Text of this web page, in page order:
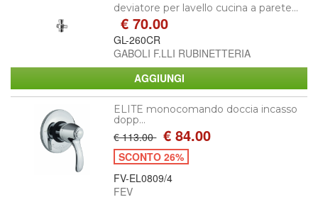
deviatore per lavello cucina a parete...
€ 70.00
GL-260CR
GABOLI F.LLI RUBINETTERIA
ELITE monocomando doccia incasso
dopp...
€ 113.00 € 84.00
SCONTO 26%
FV-EL0809/4
FEV